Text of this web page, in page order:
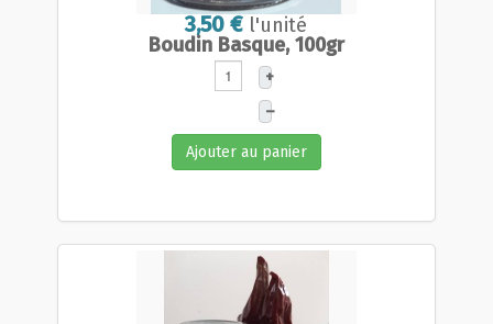
3,50 € l'unité
Boudin Basque, 100gr
+
–
Ajouter au panier